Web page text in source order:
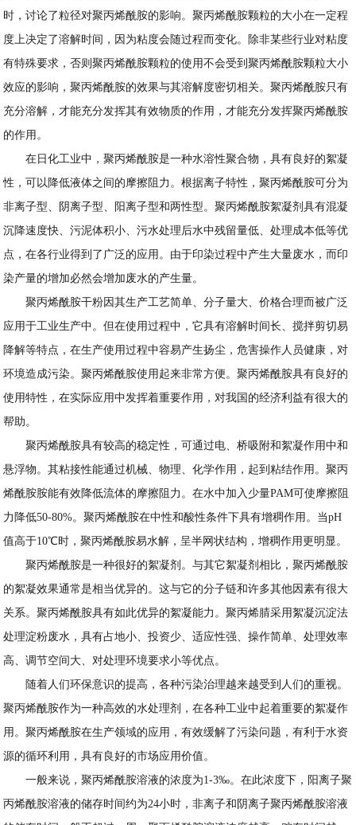
时，讨论了粒径对聚丙烯酰胺的影响。聚丙烯酰胺颗粒的大小在一定程
度上决定了溶解时间，因为粘度会随过程而变化。除非某些行业对粘度
有特殊要求，否则聚丙烯酰胺颗粒的使用不会受到聚丙烯酰胺颗粒大小
效应的影响，聚丙烯酰胺的效果与其溶解度密切相关。聚丙烯酰胺只有
充分溶解，才能充分发挥其有效物质的作用，才能充分发挥聚丙烯酰胺
的作用。
在日化工业中，聚丙烯酰胺是一种水溶性聚合物，具有良好的絮凝
性，可以降低液体之间的摩擦阻力。根据离子特性，聚丙烯酰胺可分为
非离子型、阴离子型、阳离子型和两性型。聚丙烯酰胺絮凝剂具有混凝
沉降速度快、污泥体积小、污水处理后水中残留量低、处理成本低等优
点，在各行业得到了广泛的应用。由于印染过程中产生大量废水，而印
染产量的增加必然会增加废水的产生量。
聚丙烯酰胺干粉因其生产工艺简单、分子量大、价格合理而被广泛
应用于工业生产中。但在使用过程中，它具有溶解时间长、搅拌剪切易
降解等特点，在生产使用过程中容易产生扬尘，危害操作人员健康，对
环境造成污染。聚丙烯酰胺使用起来非常方便。聚丙烯酰胺具有良好的
使用特性，在实际应用中发挥着重要作用，对我国的经济利益有很大的
帮助。
聚丙烯酰胺具有较高的稳定性，可通过电、桥吸附和絮凝作用中和
悬浮物。其粘接性能通过机械、物理、化学作用，起到粘结作用。聚丙
烯酰胺胺能有效降低流体的摩擦阻力。在水中加入少量PAM可使摩擦阻
力降低50-80%。聚丙烯酰胺在中性和酸性条件下具有增稠作用。当pH
值高于10℃时，聚丙烯酰胺易水解，呈半网状结构，增稠作用更明显。
聚丙烯酰胺是一种很好的絮凝剂。与其它絮凝剂相比，聚丙烯酰胺
的絮凝效果通常是相当优异的。这与它的分子链和许多其他因素有很大
关系。聚丙烯酰胺具有如此优异的絮凝能力。聚丙烯腈采用絮凝沉淀法
处理淀粉废水，具有占地小、投资少、适应性强、操作简单、处理效率
高、调节空间大、对处理环境要求小等优点。
随着人们环保意识的提高，各种污染治理越来越受到人们的重视。
聚丙烯酰胺作为一种高效的水处理剂，在各种工业中起着重要的絮凝作
用。聚丙烯酰胺在生产领域的应用，有效缓解了污染问题，有利于水资
源的循环利用，具有良好的市场应用价值。
一般来说，聚丙烯酰胺溶液的浓度为1-3‰。在此浓度下，阳离子聚
丙烯酰胺溶液的储存时间约为24小时，非离子和阴离子聚丙烯酰胺溶液